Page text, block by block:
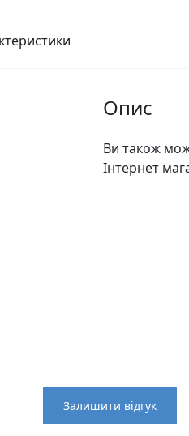
Опис
Ви також
Інтернет
Залишити відгук